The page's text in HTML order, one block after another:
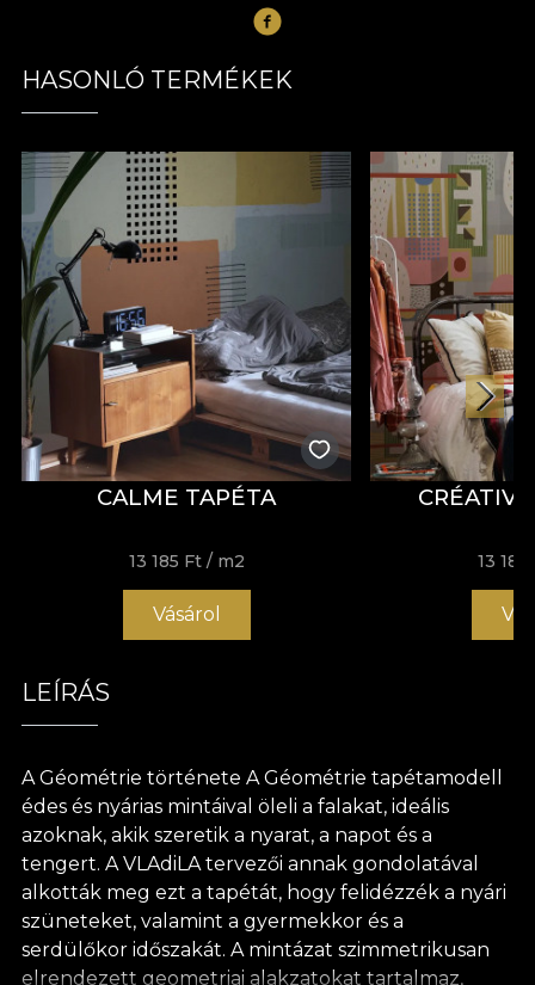
HASONLÓ TERMÉKEK
CALME TAPÉTA
13 185 Ft / m2
Vásárol
13 185
LEÍRÁS
A Géométrie története A Géométrie tapétamodell
édes és nyárias mintáival öleli a falakat, ideális
azoknak, akik szeretik a nyarat, a napot és a
tengert. A VLAdiLA tervezői annak gondolatával
alkották meg ezt a tapétát, hogy felidézzék a nyári
szüneteket, valamint a gyermekkor és a
serdülőkor időszakát. A mintázat szimmetrikusan
elrendezett geometriai alakzatokat tartalmaz,